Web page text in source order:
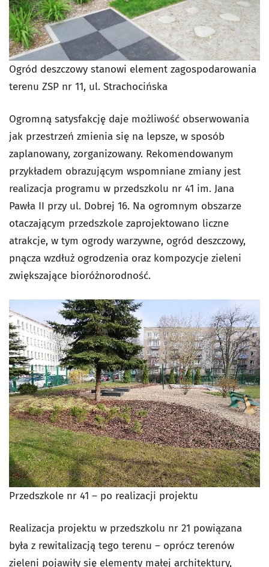
Ogród deszczowy stanowi element zagospodarowania
terenu ZSP nr 11, ul. Strachocińska
Ogromną satysfakcję daje możliwość obserwowania
jak przestrzeń zmienia się na lepsze, w sposób
zaplanowany, zorganizowany. Rekomendowanym
przykładem obrazującym wspomniane zmiany jest
realizacja programu w przedszkolu nr 41 im. Jana
Pawła II przy ul. Dobrej 16. Na ogromnym obszarze
otaczającym przedszkole zaprojektowano liczne
atrakcje, w tym ogrody warzywne, ogród deszczowy,
pnącza wzdłuż ogrodzenia oraz kompozycje zieleni
zwiększające bioróżnorodność.
Przedszkole nr 41 – po realizacji projektu
Realizacja projektu w przedszkolu nr 21 powiązana
była z rewitalizacją tego terenu – oprócz terenów
zieleni pojawiły się elementy małej architektury,